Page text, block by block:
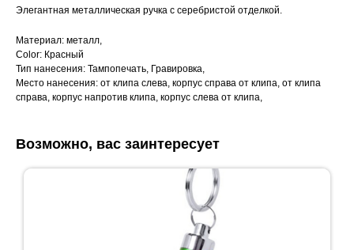
Элегантная металлическая ручка с серебристой отделкой.
Материал: металл,
Color: Красный
Тип нанесения: Тампопечать, Гравировка,
Место нанесения: от клипа слева, корпус справа от клипа, от клипа
справа, корпус напротив клипа, корпус слева от клипа,
Возможно, вас заинтересует